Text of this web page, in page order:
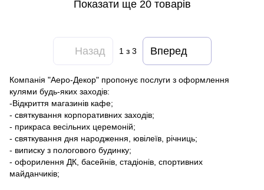
Показати ще 20 товарів
Назад 1 з 3 Вперед
Компанія "Аеро-Декор" пропонує послуги з оформлення
кулями будь-яких заходів:
-Відкриття магазинів кафе;
- святкування корпоративних заходів;
- прикраса весільних церемоній;
- святкування дня народження, ювілеїв, річниць;
- виписку з пологового будинку;
- офорилення ДК, басейнів, стадіонів, спортивних
майданчиків;